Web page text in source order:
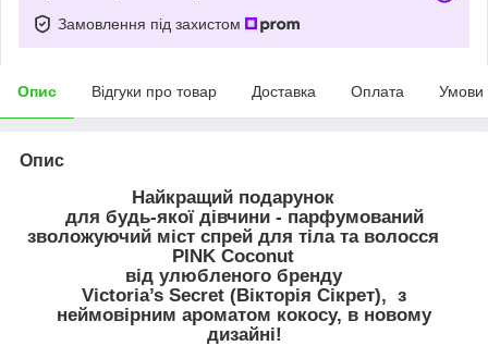
Замовлення під захистом
Опис Відгуки про товар Доставка Оплата Умови
Опис
Найкращий подарунок
для будь-якої дівчини - парфумований
зволожуючий міст спрей для тіла та волосся
PINK Coconut
від улюбленого бренду
Victoria’s Secret (Вікторія Сікрет), з
неймовірним ароматом кокосу, в новому
дизайні!